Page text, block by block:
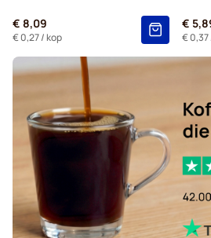
Kaffekapslen-koffiecapsules voor
Starbucks® Grande-koffiecapsules
€ 8,09
€ 0,27/ kop
€
€ 0,37